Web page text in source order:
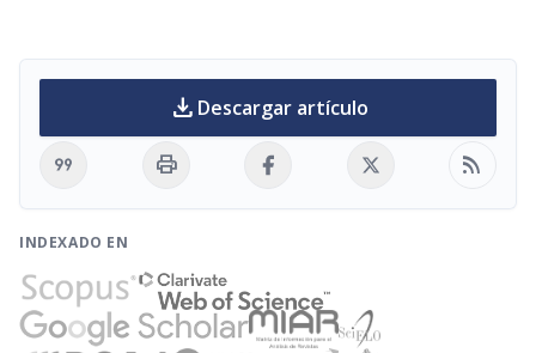
download Descargar artículo
format_quote print rss_feed
INDEXADO EN